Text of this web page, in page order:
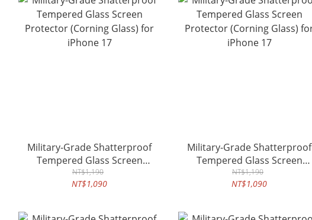
Military-Grade Shatterproof
Tempered Glass Screen
Protector (Corning Glass) for
iPhone 17
NT$1,190
NT$1,090
Military-Grade Shatterproof
Tempered Glass Screen
Protector (Corning Glass) for
iPhone 17
NT$1,190
NT$1,090